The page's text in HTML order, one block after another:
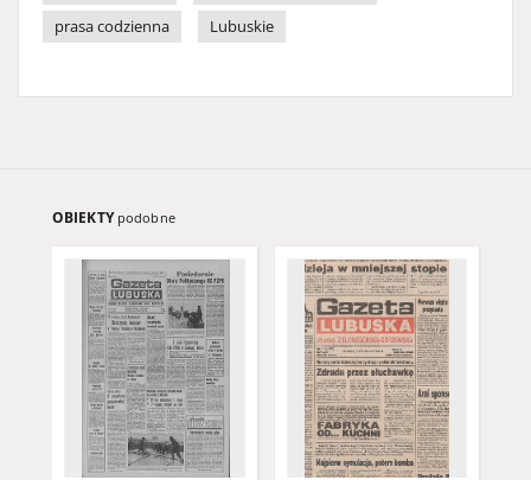
prasa codzienna
Lubuskie
OBIEKTY podobne